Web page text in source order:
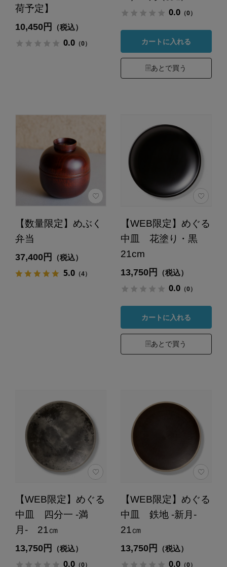
荷予定】
10,450円 （税込）
0.0（0）
0.0（0）
カートに入れる
あとで買う
【数量限定】めぶく
弁当
37,400円 （税込）
5.0（4）
【WEB限定】めぐる
中皿 花塗り・黒
21cm
13,750円 （税込）
0.0（0）
カートに入れる
あとで買う
【WEB限定】めぐる
中皿 四分一 -満
月- 21㎝
13,750円 （税込）
0.0（0）
【WEB限定】めぐる
中皿 鉄地 -新月-
21㎝
13,750円 （税込）
0.0（0）